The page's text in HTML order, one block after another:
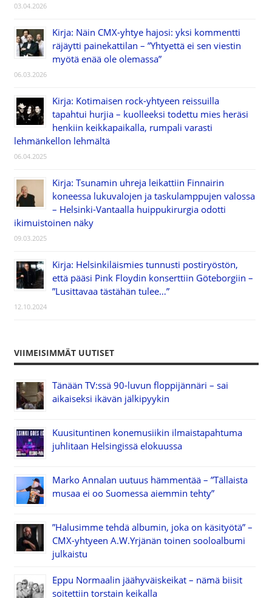
03.04.2026
Kirja: Näin CMX-yhtye hajosi: yksi kommentti
räjäytti painekattilan – ”Yhtyettä ei sen viestin
myötä enää ole olemassa”
06.03.2026
Kirja: Kotimaisen rock-yhtyeen reissuilla
tapahtui hurjia – kuolleeksi todettu mies heräsi
henkiin keikkapaikalla, rumpali varasti
lehmänkellon lehmältä
06.04.2025
Kirja: Tsunamin uhreja leikattiin Finnairin
koneessa lukuvalojen ja taskulamppujen valossa
– Helsinki-Vantaalla huippukirurgia odotti
ikimuistoinen näky
09.03.2025
Kirja: Helsinkiläismies tunnusti postiryöstön,
että pääsi Pink Floydin konserttiin Göteborgiin –
”Lusittavaa tästähän tulee…”
12.10.2024
VIIMEISIMMÄT UUTISET
Tänään TV:ssä 90-luvun floppijännäri – sai
aikaiseksi ikävän jälkipyykin
Kuusituntinen konemusiikin ilmaistapahtuma
juhlitaan Helsingissä elokuussa
Marko Annalan uutuus hämmentää – ”Tällaista
musaa ei oo Suomessa aiemmin tehty”
”Halusimme tehdä albumin, joka on käsityötä” –
CMX-yhtyeen A.W.Yrjänän toinen sooloalbumi
julkaistu
Eppu Normaalin jäähyväiskeikat – nämä biisit
soitettiin torstain keikalla